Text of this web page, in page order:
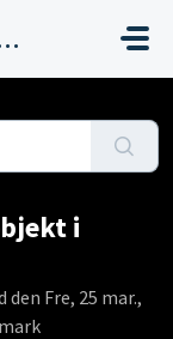
& Support Portal
i
den Fre, 25 mar.,